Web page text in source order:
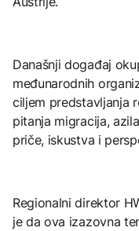
Današnji događaj
međunarodnih
ciljem predstavljanja
pitanja migracija,
priče, iskustva i
Regionalni direktor
je da ova izazovna